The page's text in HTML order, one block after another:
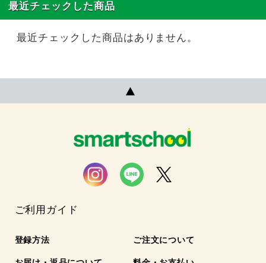
最近チェックした商品
最近チェックした商品はありません。
ご利用ガイド
登録方法 ご注文について